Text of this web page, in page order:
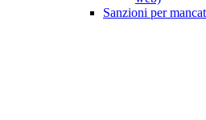
Sanzioni per